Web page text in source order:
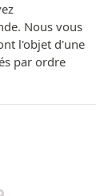
Nous vous
l'objet d'une
par ordre